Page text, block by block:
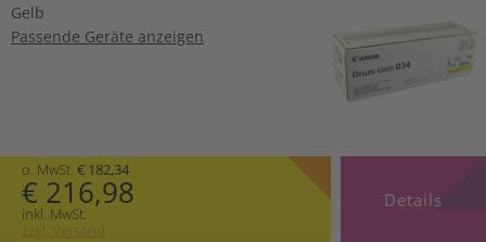
Gelb
Passende Geräte anzeigen
o. MwSt. € 182,34
€ 216,98
inkl. MwSt.
zzgl. Versand
Details